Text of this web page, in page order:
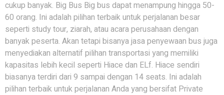
cukup banyak. Big Bus Big bus dapat menampung hingga 50-
60 orang. Ini adalah pilihan terbaik untuk perjalanan besar
seperti study tour, ziarah, atau acara perusahaan dengan
banyak peserta. Akan tetapi bisanya jasa penyewaan bus juga
menyediakan alternatif pilihan transportasi yang memiliki
kapasitas lebih kecil seperti Hiace dan ELf. Hiace sendiri
biasanya terdiri dari 9 sampai dengan 14 seats. Ini adalah
pilihan terbaik untuk perjalanan Anda yang bersifat Private